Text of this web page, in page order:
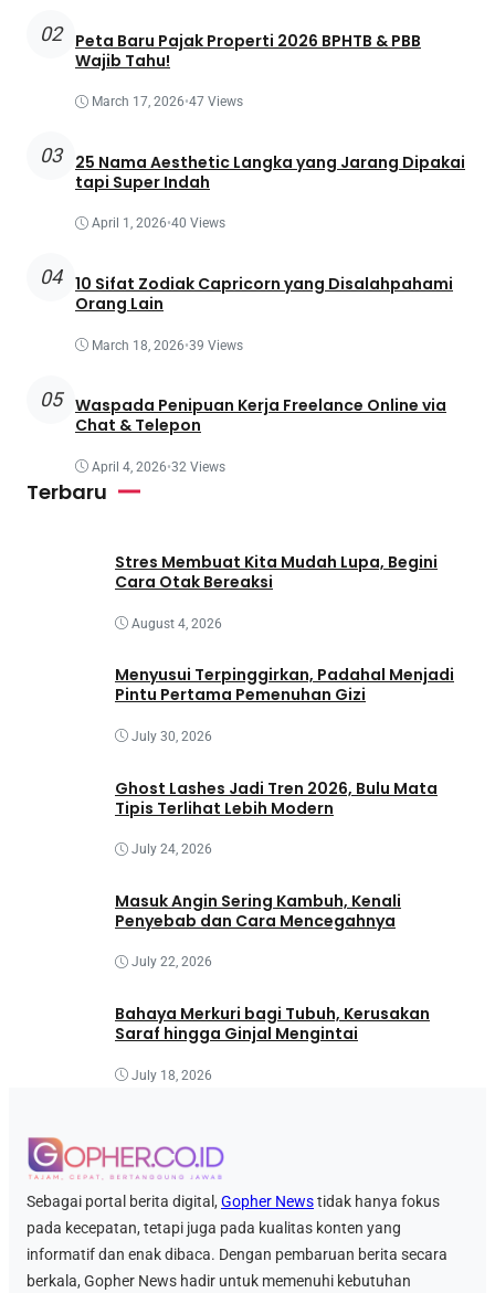
02
Peta Baru Pajak Properti 2026 BPHTB & PBB
Wajib Tahu!
March 17, 2026•47 Views
03
25 Nama Aesthetic Langka yang Jarang Dipakai
tapi Super Indah
April 1, 2026•40 Views
04 10 Sifat Zodiak Capricorn yang Disalahpahami
Orang Lain
March 18, 2026•39 Views
05 Waspada Penipuan Kerja Freelance Online via
Chat & Telepon
April 4, 2026•32 Views
Terbaru
Stres Membuat Kita Mudah Lupa, Begini
Cara Otak Bereaksi
August 4, 2026
Menyusui Terpinggirkan, Padahal Menjadi
Pintu Pertama Pemenuhan Gizi
July 30, 2026
Ghost Lashes Jadi Tren 2026, Bulu Mata
Tipis Terlihat Lebih Modern
July 24, 2026
Masuk Angin Sering Kambuh, Kenali
Penyebab dan Cara Mencegahnya
July 22, 2026
Bahaya Merkuri bagi Tubuh, Kerusakan
Saraf hingga Ginjal Mengintai
July 18, 2026
Sebagai portal berita digital, Gopher Newstidak hanya fokus
pada kecepatan, tetapi juga pada kualitas konten yang
informatif dan enak dibaca. Dengan pembaruan berita secara
berkala, Gopher News hadir untuk memenuhi kebutuhan